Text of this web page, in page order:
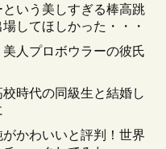
いう美しすぎる棒高跳
してほしかった・・・
人プロボウラーの彼氏
時代の同級生と結婚し
かわいいと評判！世界